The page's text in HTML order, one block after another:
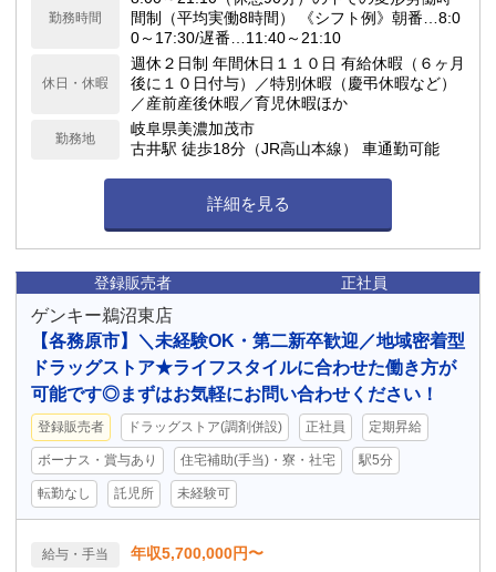
勤務時間
間制（平均実働8時間） 《シフト例》朝番…8:0
0～17:30/遅番…11:40～21:10
休日・休暇
週休２日制 年間休日１１０日 有給休暇（６ヶ月
後に１０日付与）／特別休暇（慶弔休暇など）
／産前産後休暇／育児休暇ほか
勤務地
岐阜県美濃加茂市
古井駅 徒歩18分（JR高山本線） 車通勤可能
詳細を見る
登録販売者 正社員
ゲンキー鵜沼東店
【各務原市】＼未経験OK・第二新卒歓迎／地域密着型
ドラッグストア★ライフスタイルに合わせた働き方が
可能です◎まずはお気軽にお問い合わせください！
登録販売者 ドラッグストア(調剤併設) 正社員 定期昇給
ボーナス・賞与あり 住宅補助(手当)・寮・社宅 駅5分
転勤なし 託児所 未経験可
給与・手当 年収5,700,000円〜